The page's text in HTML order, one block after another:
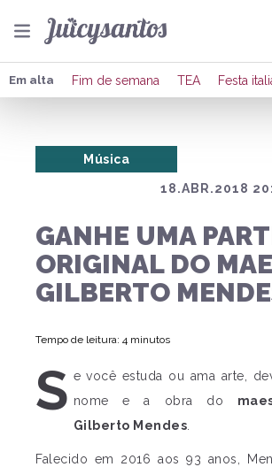
Em alta Fim de semana TEA Festa
18.ABR.2018
Música
GANHE UMA
ORIGINAL DO
GILBERTO
Tempo de leitura: 4 minutos
S e você estuda ou ama arte,
nome e a obra do
Gilberto Mendes
Falecido em 2016 aos 93 anos,